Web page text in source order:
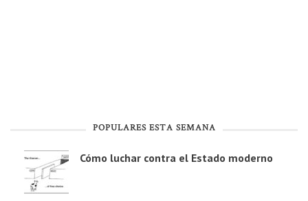
POPULARES ESTA SEMANA
Cómo luchar contra el Estado moderno